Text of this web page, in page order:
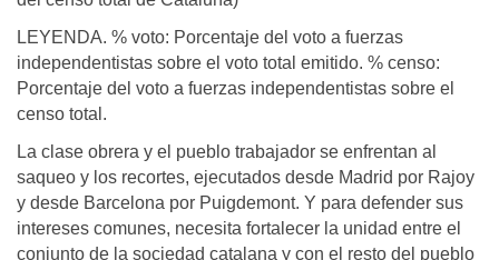
LEYENDA. % voto: Porcentaje del voto a fuerzas
independentistas sobre el voto total emitido. % censo:
Porcentaje del voto a fuerzas independentistas sobre el
censo total.
La clase obrera y el pueblo trabajador se enfrentan al
saqueo y los recortes, ejecutados desde Madrid por Rajoy
y desde Barcelona por Puigdemont. Y para defender sus
intereses comunes, necesita fortalecer la unidad entre el
conjunto de la sociedad catalana y con el resto del pueblo